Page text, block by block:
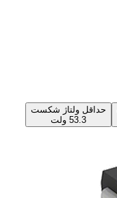
حداقل ولتاژ شکست
53.3 ولت